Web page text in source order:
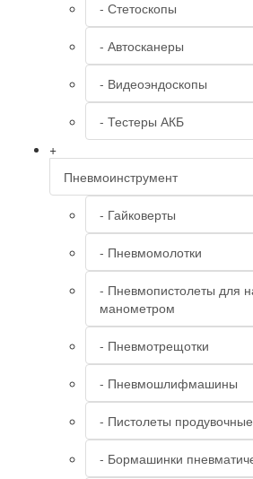
- Стетоскопы
- Автосканеры
- Видеоэндоскопы
- Тестеры АКБ
+
Пневмоинструмент
- Гайковерты
- Пневмомолотки
- Пневмопистолеты для
манометром
- Пневмотрещотки
- Пневмошлифмашины
- Пистолеты
- Бормашинки